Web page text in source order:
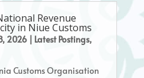
Revenue
in Niue Customs
2026| Latest Postings,
Customs Organisation